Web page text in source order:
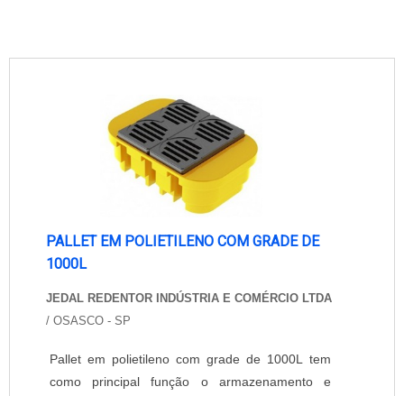
PALLET EM POLIETILENO COM GRADE DE
1000L
JEDAL REDENTOR INDÚSTRIA E COMÉRCIO LTDA
/ OSASCO - SP
Pallet em polietileno com grade de 1000L tem
como principal função o armazenamento e